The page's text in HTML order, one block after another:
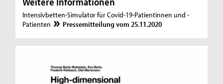
Intensivbetten-Simulator für Covid-19-Patientinnen und -
Patienten
Pressemitteilung vom 25.11.2020